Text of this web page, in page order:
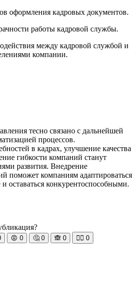
оформления кадровых документов.
работы кадровой службы.
между кадровой службой и
компании.
тесно связано с дальнейшей
процессов.
в кадрах, улучшение качества
гибкости компаний станут
развития. Внедрение
поможет компаниям адаптироваться
оставаться конкурентоспособными.
😡 0 🤔 0 🙈 0 🧘‍♀️ 0